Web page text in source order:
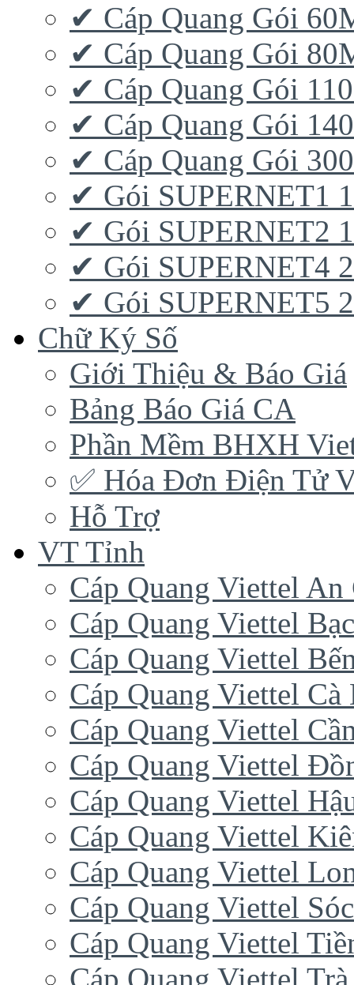
✔ Cáp Quang Gói
✔ Cáp Quang Gói
✔ Cáp Quang Gói
✔ Cáp Quang Gói
✔ Cáp Quang Gói
✔ Gói SUPERNET1
✔ Gói SUPERNET2
✔ Gói SUPERNET4
✔ Gói SUPERNET5
Chữ Ký Số
Giới Thiệu & Báo Giá
Bảng Báo Giá CA
Phần Mềm BHXH
✅‎ Hóa Đơn Điện Tử
Hỗ Trợ
VT Tỉnh
Cáp Quang Viettel An
Cáp Quang Viettel
Cáp Quang Viettel
Cáp Quang Viettel Cà
Cáp Quang Viettel
Cáp Quang Viettel
Cáp Quang Viettel
Cáp Quang Viettel
Cáp Quang Viettel
Cáp Quang Viettel
Cáp Quang Viettel